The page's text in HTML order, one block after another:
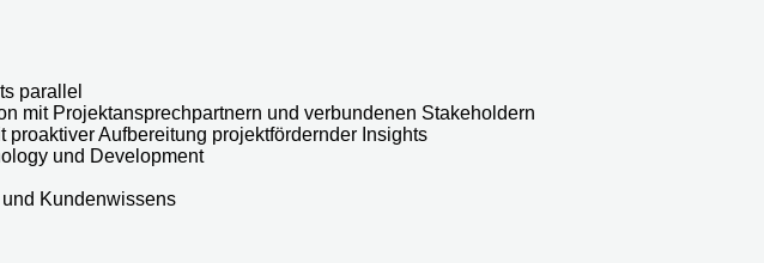
parallel
mit Projektansprechpartnern und verbundenen Stakeholdern
Aufbereitung projektfördernder Insights
und Development
Kundenwissens